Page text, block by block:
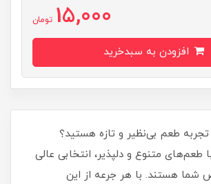
15,000 تومان
تجربه طعم بی‌نظیر و تازه هستید؟
متنوع و دلپذیر، انتخابی عالی
شما هستند. با هر جرعه از این